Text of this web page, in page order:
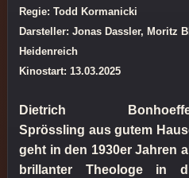
Regie: Todd Kormanicki
Darsteller: Jonas Dassler, Moritz
Heidenreich
Kinostart: 13.03.2025
Dietrich
Sprössling aus gutem
geht in den 1930er Jahren
brillanter Theologe in